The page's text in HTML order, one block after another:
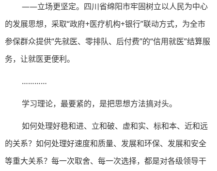
——立场更坚定。四川省绵阳市牢固树立以人民为中心
的发展思想，采取“政府+医疗机构+银行”联动方式，为全市
参保群众提供“先就医、零排队、后付费”的“信用就医”结算服
务，让就医更便利。
…………
学习理论，最要紧的，是把思想方法搞对头。
如何处理好稳和进、立和破、虚和实、标和本、近和远
的关系？如何处理好速度和质量、发展和环保、发展和安全
等重大关系？每一次取舍、每一次选择，都是对各级领导干